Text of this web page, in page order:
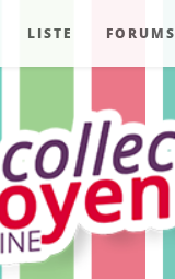
LISTE FORUMS